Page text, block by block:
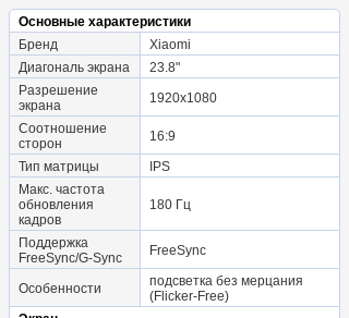
Основные характеристики
Бренд
Xiaomi
Диагональ экрана
23.8"
Разрешение
экрана
1920x1080
Соотношение
сторон
16:9
Тип матрицы
IPS
Макс. частота
обновления
кадров
180 Гц
Поддержка
FreeSync/G-Sync
FreeSync
Особенности
подсветка без мерцания
(Flicker-Free)